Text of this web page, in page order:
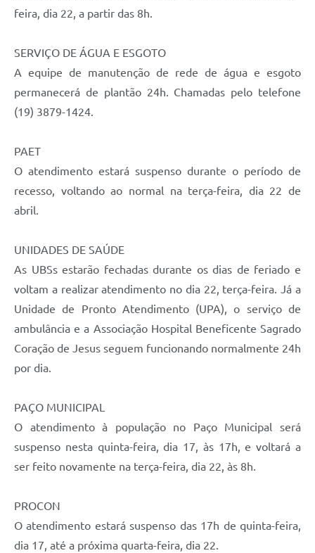
feira, dia 22, a partir das 8h.
SERVIÇO DE ÁGUA E ESGOTO
A equipe de manutenção de rede de água e esgoto
permanecerá de plantão 24h. Chamadas pelo telefone
(19) 3879-1424.
PAET
O atendimento estará suspenso durante o período de
recesso, voltando ao normal na terça-feira, dia 22 de
abril.
UNIDADES DE SAÚDE
As UBSs estarão fechadas durante os dias de feriado e
voltam a realizar atendimento no dia 22, terça-feira. Já a
Unidade de Pronto Atendimento (UPA), o serviço de
ambulância e a Associação Hospital Beneficente Sagrado
Coração de Jesus seguem funcionando normalmente 24h
por dia.
PAÇO MUNICIPAL
O atendimento à população no Paço Municipal será
suspenso nesta quinta-feira, dia 17, às 17h, e voltará a
ser feito novamente na terça-feira, dia 22, às 8h.
PROCON
O atendimento estará suspenso das 17h de quinta-feira,
dia 17, até a próxima quarta-feira, dia 22.